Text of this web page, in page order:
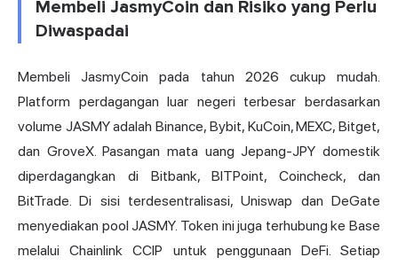
Membeli JasmyCoin dan Risiko yang Perlu
Diwaspadai
Membeli JasmyCoin pada tahun 2026 cukup mudah.
Platform perdagangan luar negeri terbesar berdasarkan
volume JASMY adalah Binance, Bybit, KuCoin, MEXC, Bitget,
dan GroveX. Pasangan mata uang Jepang-JPY domestik
diperdagangkan di Bitbank, BITPoint, Coincheck, dan
BitTrade. Di sisi terdesentralisasi, Uniswap dan DeGate
menyediakan pool JASMY. Token ini juga terhubung ke Base
melalui Chainlink CCIP untuk penggunaan DeFi. Setiap